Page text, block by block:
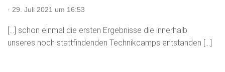
· 29. Juli 2021 um 16:53
[…] schon einmal die ersten Ergebnisse die innerhalb
unseres noch stattfindenden Technikcamps entstanden […]